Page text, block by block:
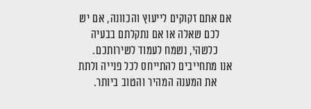
אם אתם זקוקים לייעוץ והכוונה, אם יש
לכם שאלה או אם נתקלתם בבעיה
כלשהי, נשמח לעמוד לשירותכם.
אנו מתחייבים להתייחס לכל פנייה ולתת
את המענה המהיר והטוב ביותר.